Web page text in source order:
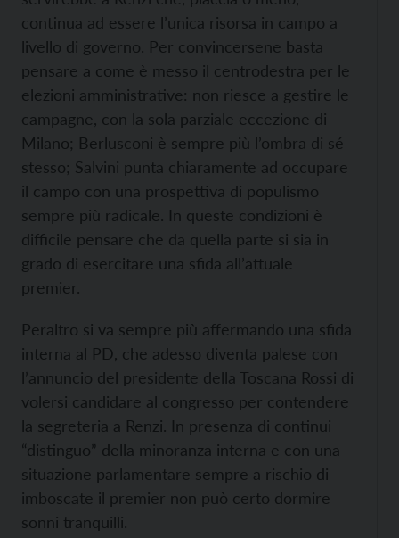
continua ad essere l’unica risorsa in campo a
livello di governo. Per convincersene basta
pensare a come è messo il centrodestra per le
elezioni amministrative: non riesce a gestire le
campagne, con la sola parziale eccezione di
Milano; Berlusconi è sempre più l’ombra di sé
stesso; Salvini punta chiaramente ad occupare
il campo con una prospettiva di populismo
sempre più radicale. In queste condizioni è
difficile pensare che da quella parte si sia in
grado di esercitare una sfida all’attuale
premier.
Peraltro si va sempre più affermando una sfida
interna al PD, che adesso diventa palese con
l’annuncio del presidente della Toscana Rossi di
volersi candidare al congresso per contendere
la segreteria a Renzi. In presenza di continui
“distinguo” della minoranza interna e con una
situazione parlamentare sempre a rischio di
imboscate il premier non può certo dormire
sonni tranquilli.